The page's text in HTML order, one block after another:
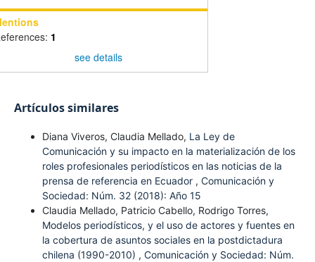
1
see details
Artículos similares
Diana Viveros, Claudia Mellado, La Ley de
Comunicación y su impacto en la materialización de los
roles profesionales periodísticos en las noticias de la
prensa de referencia en Ecuador , Comunicación y
Sociedad: Núm. 32 (2018): Año 15
Claudia Mellado, Patricio Cabello, Rodrigo Torres,
Modelos periodísticos, y el uso de actores y fuentes en
la cobertura de asuntos sociales en la postdictadura
chilena (1990-2010) , Comunicación y Sociedad: Núm.